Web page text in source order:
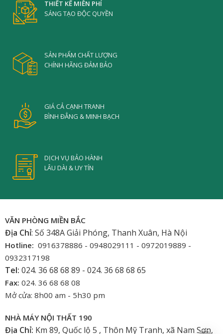
THIẾT KẾ MIỄN PHÍ
SÁNG TẠO ĐỘC QUYỀN
SẢN PHẨM CHẤT LƯỢNG
CHÍNH HÃNG ĐẢM BẢO
GIÁ CẢ CẠNH TRANH
BÌNH ĐẲNG & MINH BẠCH
DỊCH VỤ BẢO HÀNH
LÂU DÀI & UY TÍN
VĂN PHÒNG MIỀN BẮC
Địa Chỉ: Số 348A Giải Phóng, Thanh Xuân, Hà Nội
Hotline: 0916378886 - 0948029111 - 0972019889 -
0932317198
Tel: 024. 36 68 68 89 - 024. 36 68 68 65
Fax: 024. 36 68 68 08
Mở cửa: 8h00 am - 5h30 pm
NHÀ MÁY NỘI THẤT 190
Địa Chỉ: Km 89, Quốc lộ 5 , Thôn Mỹ Tranh, xã Nam Sơn,